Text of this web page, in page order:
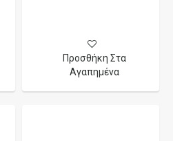
Προσθήκη Στα
Αγαπημένα